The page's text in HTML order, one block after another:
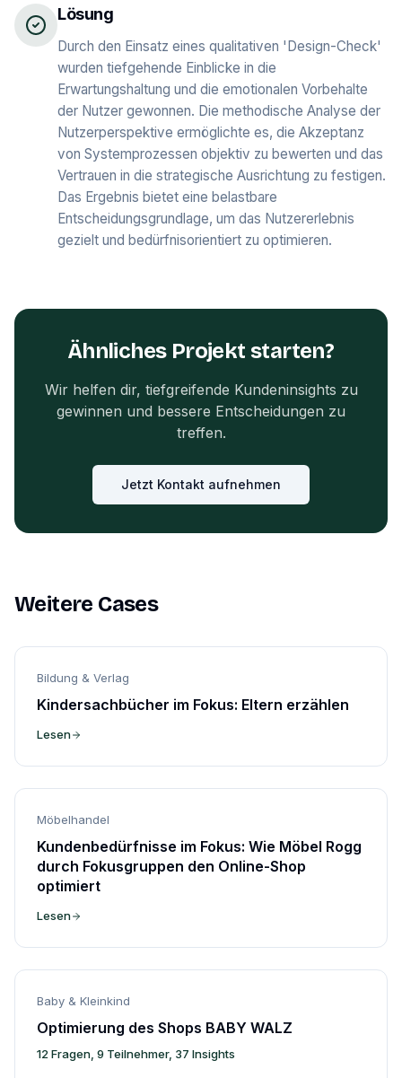
Lösung
Durch den Einsatz eines qualitativen 'Design-Check'
wurden tiefgehende Einblicke in die
Erwartungshaltung und die emotionalen Vorbehalte
der Nutzer gewonnen. Die methodische Analyse der
Nutzerperspektive ermöglichte es, die Akzeptanz
von Systemprozessen objektiv zu bewerten und das
Vertrauen in die strategische Ausrichtung zu festigen.
Das Ergebnis bietet eine belastbare
Entscheidungsgrundlage, um das Nutzererlebnis
gezielt und bedürfnisorientiert zu optimieren.
Ähnliches Projekt starten?
Wir helfen dir, tiefgreifende Kundeninsights zu
gewinnen und bessere Entscheidungen zu
treffen.
Jetzt Kontakt aufnehmen
Weitere Cases
Bildung & Verlag
Kindersachbücher im Fokus: Eltern erzählen
Lesen
Möbelhandel
Kundenbedürfnisse im Fokus: Wie Möbel Rogg
durch Fokusgruppen den Online-Shop
optimiert
Lesen
Baby & Kleinkind
Optimierung des Shops BABY WALZ
12 Fragen, 9 Teilnehmer, 37 Insights